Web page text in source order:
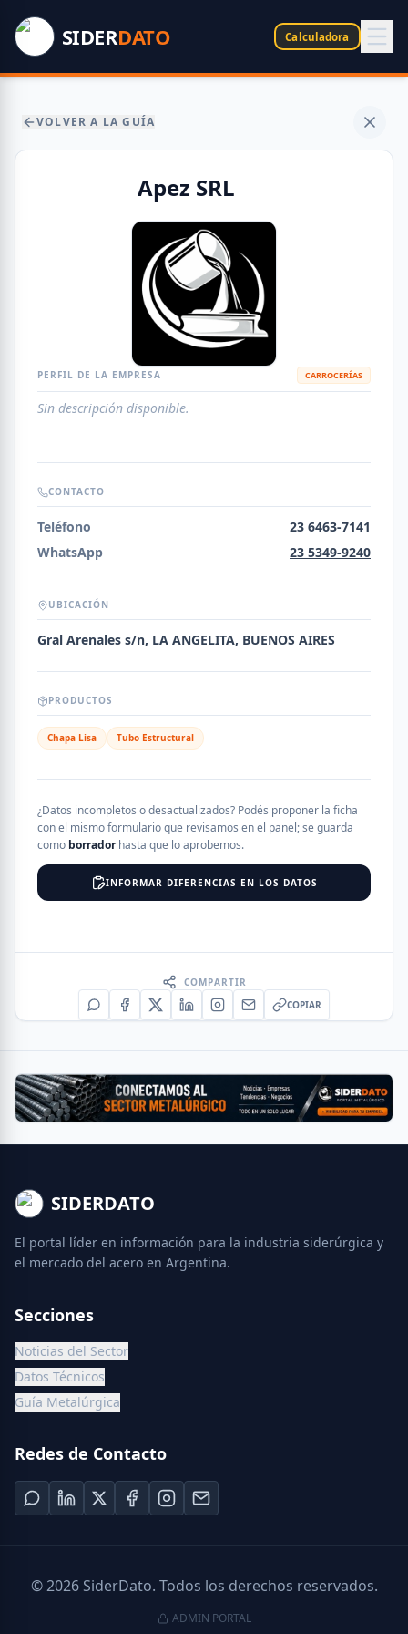
SIDERDATO Calculadora
VOLVER A LA GUÍA
Apez SRL
PERFIL DE LA EMPRESA CARROCERÍAS
Sin descripción disponible.
CONTACTO
Teléfono
23 6463-7141
WhatsApp
23 5349-9240
UBICACIÓN
Gral Arenales s/n, LA ANGELITA, BUENOS AIRES
PRODUCTOS
Chapa Lisa Tubo Estructural
¿Datos incompletos o desactualizados? Podés proponer la ficha
con el mismo formulario que revisamos en el panel; se guarda
como borradorhasta que lo aprobemos.
INFORMAR DIFERENCIAS EN LOS DATOS
COMPARTIR
COPIAR
SIDERDATO
El portal líder en información para la industria siderúrgica y
el mercado del acero en Argentina.
Secciones
Noticias del Sector
Datos Técnicos
Guía Metalúrgica
Redes de Contacto
©2026SiderDato. Todos los derechos reservados.
ADMIN PORTAL